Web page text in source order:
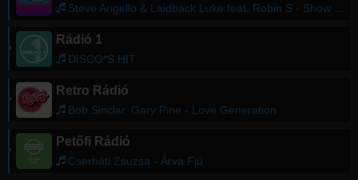
Steve Angello & Laidback Luke feat. Robin S - Show Me Love
Rádió 1
DISCO*S HIT
Retro Rádió
Bob Sinclar, Gary Pine - Love Generation
Petőfi Rádió
Cserháti Zsuzsa - Árva Fiú